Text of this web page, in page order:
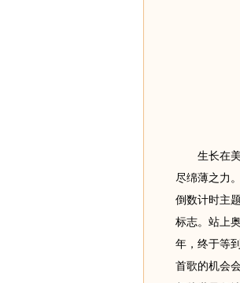
生长在美
尽绵薄之力
倒数计时主
标志。站上
年，终于等
首歌的机会